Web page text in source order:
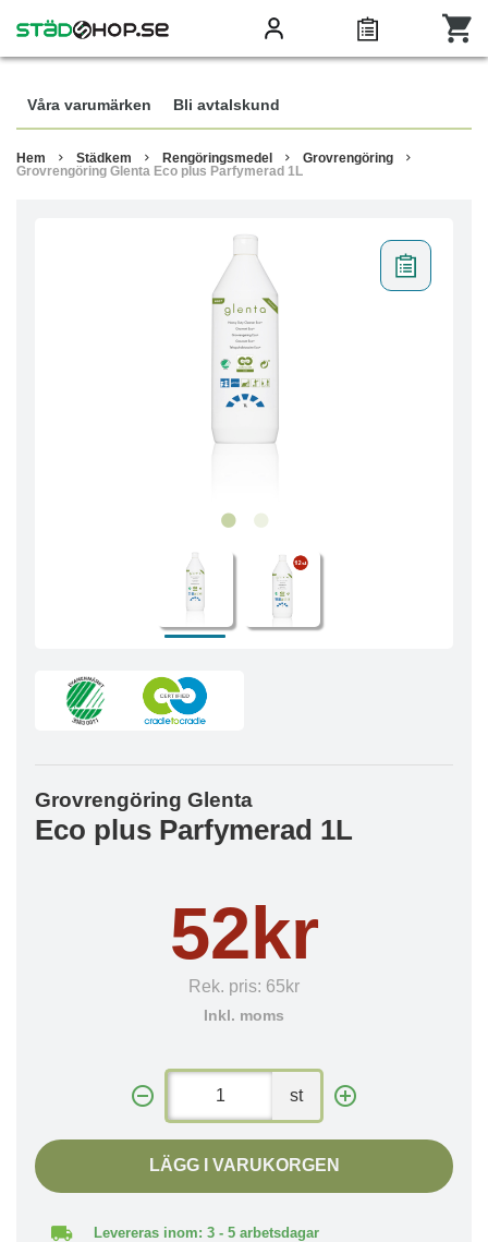
Våra varumärken Bli avtalskund
Hem Städkem Rengöringsmedel
Grovrengöring
Grovrengöring Glenta Eco plus Parfymerad 1L
Grovrengöring Glenta
Eco plus Parfymerad 1L
52kr
Rek. pris: 65kr
Inkl. moms
st
LÄGG I VARUKORGEN
Levereras inom: 3 - 5 arbetsdagar